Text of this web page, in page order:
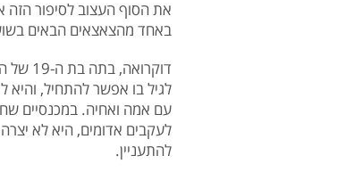
את הסוף העצוב לסיפור הזה
באחד מהצאצאים הבאים
עם אמה ואחיה. במכנסיים
לעקבים אדומים, היא לא
להתעניין.